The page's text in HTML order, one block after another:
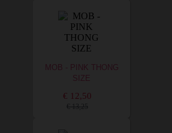
MOB - PINK THONG
SIZE
€ 12,50
€ 13,25